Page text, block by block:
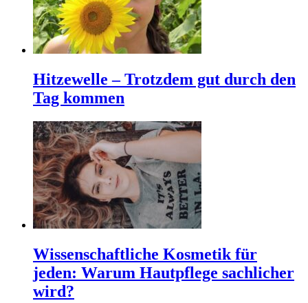
Hitzewelle – Trotzdem gut durch den
Tag kommen
Wissenschaftliche Kosmetik für
jeden: Warum Hautpflege sachlicher
wird?